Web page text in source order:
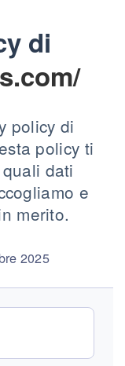
di
policy di
policy ti
dati
e
merito.
2025